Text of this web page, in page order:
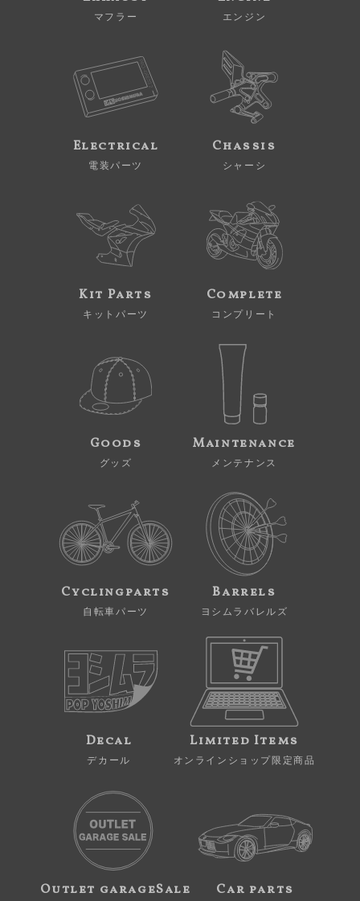
マフラー エンジン
Electrical
電装パーツ
Chassis
シャーシ
Kit Parts
キットパーツ
Complete
コンプリート
Goods
グッズ
Maintenance
メンテナンス
Cyclingparts
自転車パーツ
Barrels
ヨシムラバレルズ
Decal
デカール
Limited Items
オンラインショップ限定商品
Outlet garageSale Car parts